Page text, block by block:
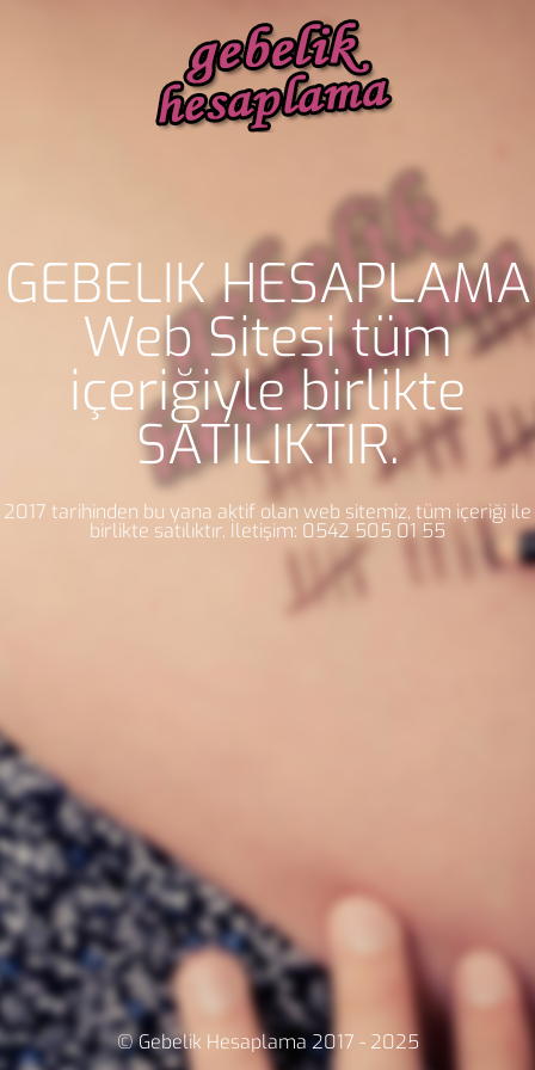
GEBELİK HESAPLAMA
Web Sitesi tüm
içeriğiyle birlikte
SATILIKTIR.
2017 tarihinden bu yana aktif olan web sitemiz, tüm içeriği ile
birlikte satılıktır. İletişim: 0542 505 01 55
© Gebelik Hesaplama 2017 - 2025